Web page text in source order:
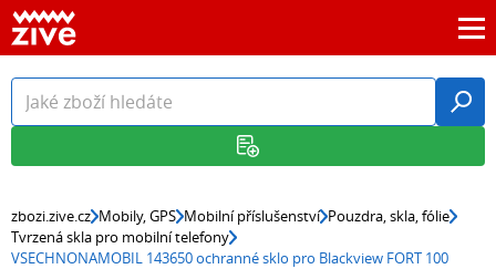
zbozi.zive.cz Mobily, GPS Mobilní příslušenství Pouzdra, skla, fólie
Tvrzená skla pro mobilní telefony
VSECHNONAMOBIL 143650 ochranné sklo pro Blackview FORT 100